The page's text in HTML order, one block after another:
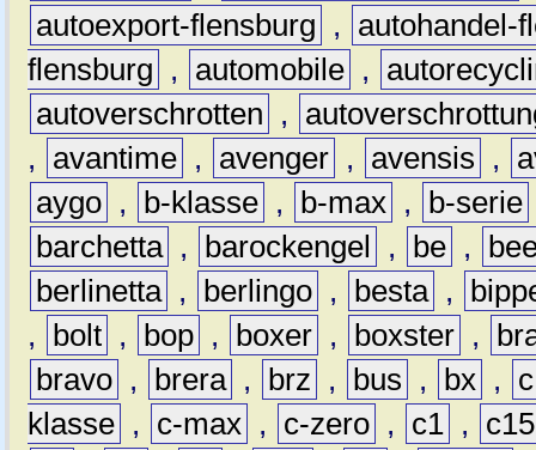
autoexport-flensburg
,
autohandel-
flensburg
, automobile ,
autoverschrotten
,
,
avantime , avenger , avensis ,
aygo , b-klasse , b-max , b-serie
barchetta , barockengel , be ,
berlinetta , berlingo , besta ,
,
bolt , bop , boxer , boxster ,
bravo , brera , brz , bus , bx ,
c
klasse , c-max , c-zero , c1 ,
c15